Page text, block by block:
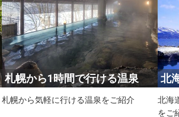
札幌から1時間で行ける温泉
札幌から気軽に行ける温泉をご紹介
北
北海
をご